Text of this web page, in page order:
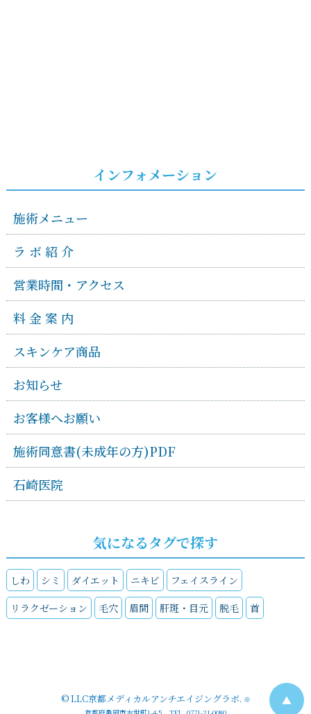
インフォメーション
施術メニュー
ラ ボ 紹 介
営業時間・アクセス
料 金 案 内
スキンケア商品
お知らせ
お客様へお願い
施術同意書(未成年の方)PDF
石崎医院
気になるタグで探す
しわ シミ ダイエット ニキビ
フェイスライン
リラクゼーション
毛穴 眉間 肝斑・目元 脱毛 首
▲
©LLC京都メディカルアンチエイジングラボ. ※